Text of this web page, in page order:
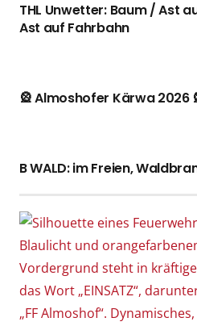
THL Unwetter: Baum / Ast
Ast auf Fahrbahn
🎡 Almoshofer Kärwa 2026
B WALD: im Freien,